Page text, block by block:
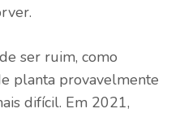
ser ruim, como
planta provavelmente
difícil. Em 2021,